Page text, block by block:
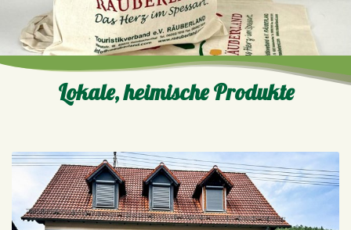
Lokale, heimische Produkte